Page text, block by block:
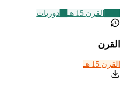
القرن 15 هـ دوريات
القرن
القرن 15 هـ